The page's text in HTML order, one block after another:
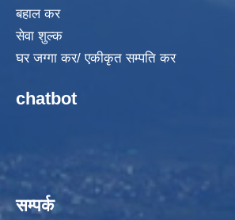
बहाल कर
सेवा शुल्क
घर जग्गा कर/ एकीकृत सम्पति कर
chatbot
सम्पर्क